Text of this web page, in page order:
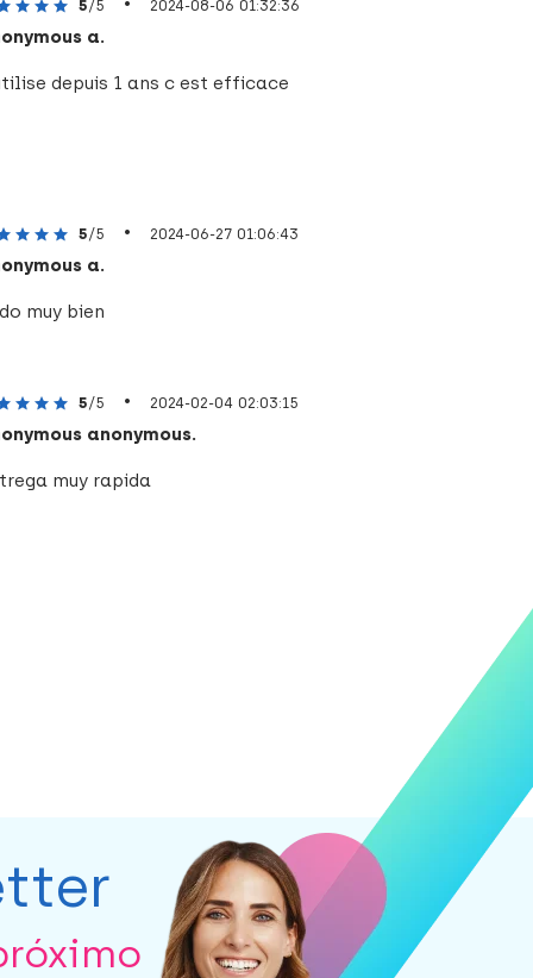
5/5 2024-08-06 01:32:36
a.
depuis 1 ans c est efficace
5/5 • 2024-06-27 01:06:43
a.
muy bien
5/5 • 2024-02-04 02:03:15
anonymous.
muy rapida